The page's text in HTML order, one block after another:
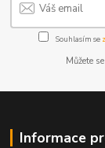
Souhlasím se
Můžete
Informace